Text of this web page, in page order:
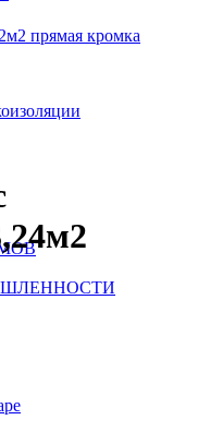
прямая кромка